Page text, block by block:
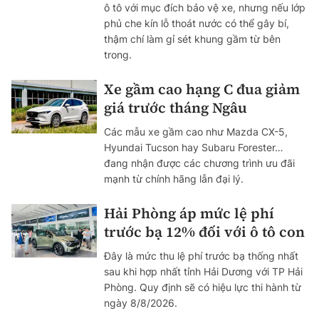
ô tô với mục đích bảo vệ xe, nhưng nếu lớp
phủ che kín lỗ thoát nước có thể gây bí,
thậm chí làm gỉ sét khung gầm từ bên
trong.
Xe gầm cao hạng C đua giảm
giá trước tháng Ngâu
Các mẫu xe gầm cao như Mazda CX-5,
Hyundai Tucson hay Subaru Forester…
đang nhận được các chương trình ưu đãi
mạnh từ chính hãng lẫn đại lý.
Hải Phòng áp mức lệ phí
trước bạ 12% đối với ô tô con
Đây là mức thu lệ phí trước bạ thống nhất
sau khi hợp nhất tỉnh Hải Dương với TP Hải
Phòng. Quy định sẽ có hiệu lực thi hành từ
ngày 8/8/2026.